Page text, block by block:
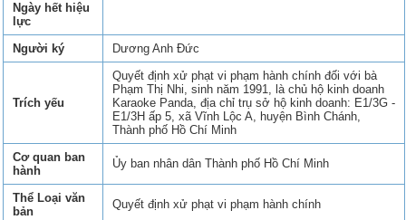
Ngày hết hiệu
lực
Người ký
Dương Anh Đức
Trích yếu
Quyết định xử phạt vi phạm hành chính đối với bà
Phạm Thị Nhi, sinh năm 1991, là chủ hộ kinh doanh
Karaoke Panda, địa chỉ trụ sở hộ kinh doanh: E1/3G -
E1/3H ấp 5, xã Vĩnh Lộc A, huyện Bình Chánh,
Thành phố Hồ Chí Minh
Cơ quan ban
hành
Ủy ban nhân dân Thành phố Hồ Chí Minh
Thể Loại văn
bản
Quyết định xử phạt vi phạm hành chính